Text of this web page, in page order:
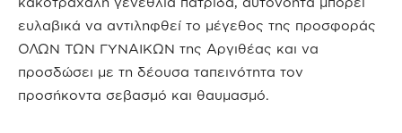
ευλαβικά να αντιληφθεί το μέγεθος της προσφοράς
ΟΛΩΝ ΤΩΝ ΓΥΝΑΙΚΩΝ της Αργιθέας και να
προσδώσει με τη δέουσα ταπεινότητα τον
προσήκοντα σεβασμό και θαυμασμό.